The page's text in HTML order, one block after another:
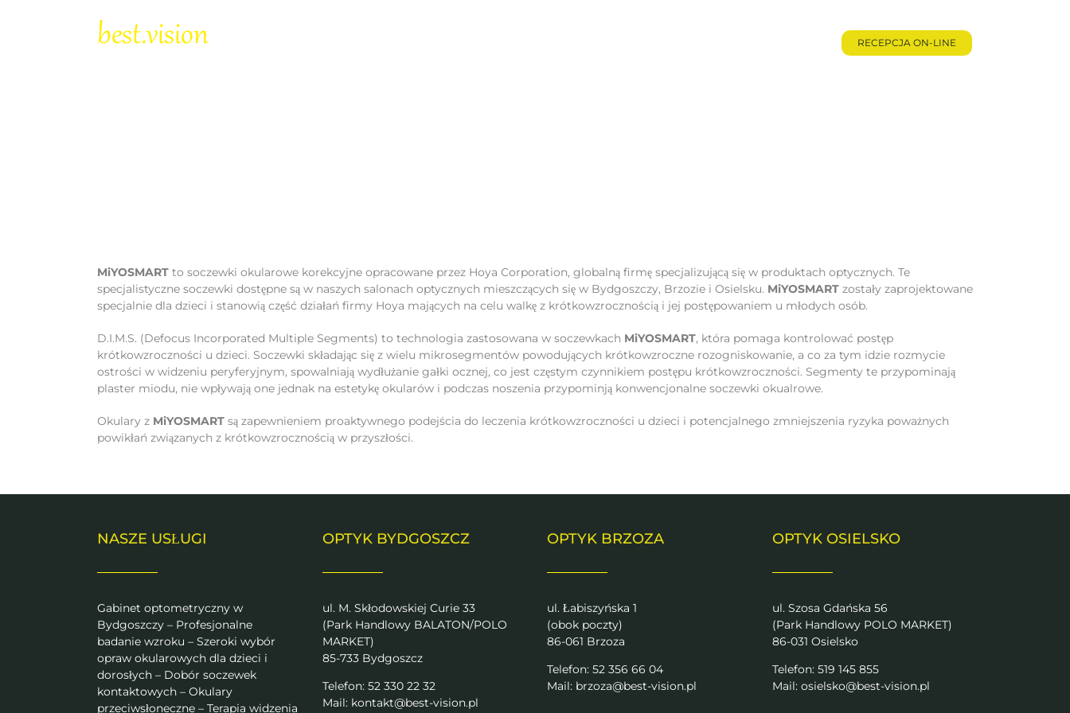
RECEPCJA ON-LINE
MiYOSMART to soczewki okularowe korekcyjne opracowane przez Hoya Corporation, globalną firmę specjalizującą się w produktach optycznych. Te
specjalistyczne soczewki dostępne są w naszych salonach optycznych mieszczących się w Bydgoszczy, Brzozie i Osielsku. MiYOSMART zostały zaprojektowane
specjalnie dla dzieci i stanowią część działań firmy Hoya mających na celu walkę z krótkowzrocznością i jej postępowaniem u młodych osób.
D.I.M.S. (Defocus Incorporated Multiple Segments) to technologia zastosowana w soczewkach MiYOSMART, która pomaga kontrolować postęp
krótkowzroczności u dzieci. Soczewki składając się z wielu mikrosegmentów powodujących krótkowzroczne rozogniskowanie, a co za tym idzie rozmycie
ostrości w widzeniu peryferyjnym, spowalniają wydłużanie gałki ocznej, co jest częstym czynnikiem postępu krótkowzroczności. Segmenty te przypominają
plaster miodu, nie wpływają one jednak na estetykę okularów i podczas noszenia przypominją konwencjonalne soczewki okualrowe.
Okulary z MiYOSMART są zapewnieniem proaktywnego podejścia do leczenia krótkowzroczności u dzieci i potencjalnego zmniejszenia ryzyka poważnych
powikłań związanych z krótkowzrocznością w przyszłości.
NASZE USŁUGI
Gabinet optometryczny w
Bydgoszczy – Profesjonalne
badanie wzroku – Szeroki wybór
opraw okularowych dla dzieci i
dorosłych – Dobór soczewek
kontaktowych – Okulary
przeciwsłoneczne – Terapia widzenia
OPTYK BYDGOSZCZ
ul. M. Skłodowskiej Curie 33
(Park Handlowy BALATON/POLO
MARKET)
85-733 Bydgoszcz
Telefon: 52 330 22 32
Mail: kontakt@best-vision.pl
OPTYK BRZOZA
ul. Łabiszyńska 1
(obok poczty)
86-061 Brzoza
Telefon: 52 356 66 04
Mail: brzoza@best-vision.pl
OPTYK OSIELSKO
ul. Szosa Gdańska 56
(Park Handlowy POLO MARKET)
86-031 Osielsko
Telefon: 519 145 855
Mail: osielsko@best-vision.pl